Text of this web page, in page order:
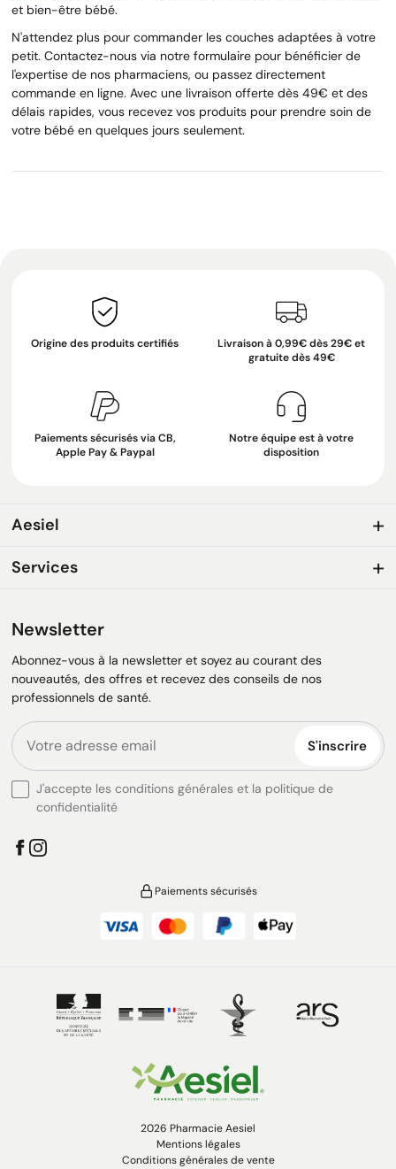
et bien-être bébé.
N'attendez plus pour commander les couches adaptées à votre
petit. Contactez-nous via notre formulaire pour bénéficier de
l'expertise de nos pharmaciens, ou passez directement
commande en ligne. Avec une livraison offerte dès 49€ et des
délais rapides, vous recevez vos produits pour prendre soin de
votre bébé en quelques jours seulement.
Origine des produits certifiés
Livraison à 0,99€ dès 29€ et
gratuite dès 49€
Paiements sécurisés via CB,
Apple Pay & Paypal
Notre équipe est à votre
disposition
Aesiel
Services
Newsletter
Abonnez-vous à la newsletter et soyez au courant des
nouveautés, des offres et recevez des conseils de nos
professionnels de santé.
S'inscrire
J'accepte les conditions générales et la politique de
confidentialité
Paiements sécurisés
2026 Pharmacie Aesiel
Mentions légales
Conditions générales de vente